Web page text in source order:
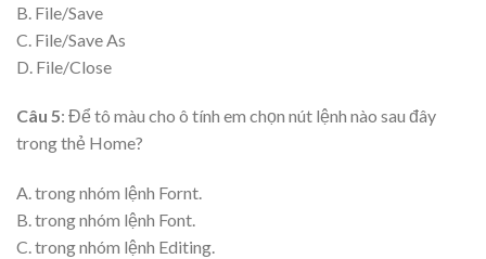
B. File/Save
C. File/Save As
D. File/Close
Câu 5: Để tô màu cho ô tính em chọn nút lệnh nào sau đây
trong thẻ Home?
A. trong nhóm lệnh Fornt.
B. trong nhóm lệnh Font.
C. trong nhóm lệnh Editing.